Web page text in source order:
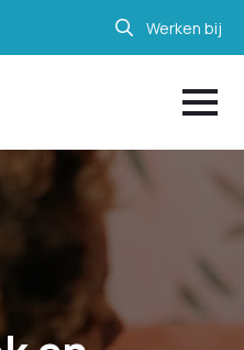
Werken bij